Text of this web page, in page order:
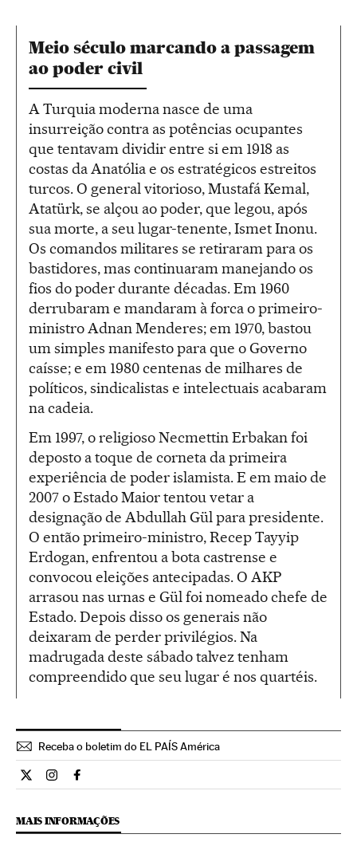
Meio século marcando a passagem
ao poder civil
A Turquia moderna nasce de uma
insurreição contra as potências ocupantes
que tentavam dividir entre si em 1918 as
costas da Anatólia e os estratégicos estreitos
turcos. O general vitorioso, Mustafá Kemal,
Atatürk, se alçou ao poder, que legou, após
sua morte, a seu lugar-tenente, Ismet Inonu.
Os comandos militares se retiraram para os
bastidores, mas continuaram manejando os
fios do poder durante décadas. Em 1960
derrubaram e mandaram à forca o primeiro-
ministro Adnan Menderes; em 1970, bastou
um simples manifesto para que o Governo
caísse; e em 1980 centenas de milhares de
políticos, sindicalistas e intelectuais acabaram
na cadeia.
Em 1997, o religioso Necmettin Erbakan foi
deposto a toque de corneta da primeira
experiência de poder islamista. E em maio de
2007 o Estado Maior tentou vetar a
designação de Abdullah Gül para presidente.
O então primeiro-ministro, Recep Tayyip
Erdogan, enfrentou a bota castrense e
convocou eleições antecipadas. O AKP
arrasou nas urnas e Gül foi nomeado chefe de
Estado. Depois disso os generais não
deixaram de perder privilégios. Na
madrugada deste sábado talvez tenham
compreendido que seu lugar é nos quartéis.
Receba o boletim do EL PAÍS América
Internacional El País Brasil en Twitter
Internacional El País Brasil en Instagram
Internacional El País Brasil en Facebook
MAIS INFORMAÇÕES